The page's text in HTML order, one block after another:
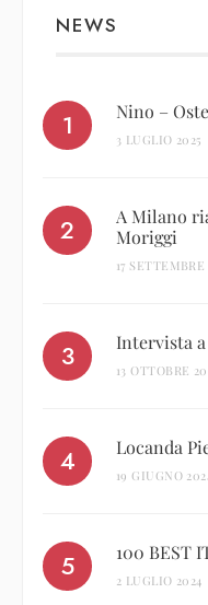
NEWS
Nino –
3 LUGLIO 2025
A Milano
Moriggi
17 SETTEMBRE
Intervista
13 OTTOBRE
Locanda
19 GIUGNO
100 BEST
2 LUGLIO 2024